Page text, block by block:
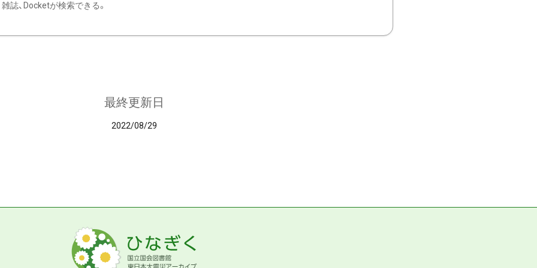
雑誌、Docketが検索できる。
最終更新日
2022/08/29